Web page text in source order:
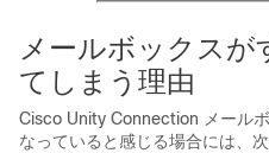
メールボックスが
てしまう理由
Cisco Unity Connection メール
なっていると感じる場合には、